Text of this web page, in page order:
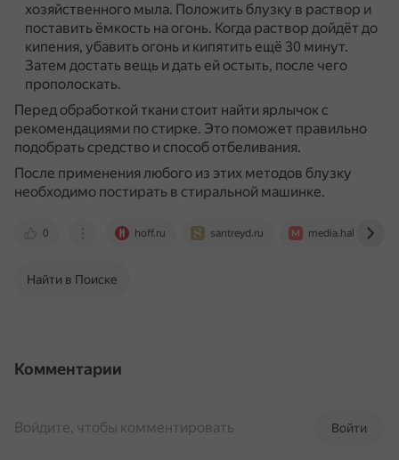
хозяйственного мыла. Положить блузку в раствор и
поставить ёмкость на огонь. Когда раствор дойдёт до
кипения, убавить огонь и кипятить ещё 30 минут.
Затем достать вещь и дать ей остыть, после чего
прополоскать.
Перед обработкой ткани стоит найти ярлычок с
рекомендациями по стирке. Это поможет правильно
подобрать средство и способ отбеливания.
После применения любого из этих методов блузку
необходимо постирать в стиральной машинке.
0 hoff.ru santreyd.ru media.halvacard.ru
Найти в Поиске
Комментарии
Войти
Войдите, чтобы комментировать